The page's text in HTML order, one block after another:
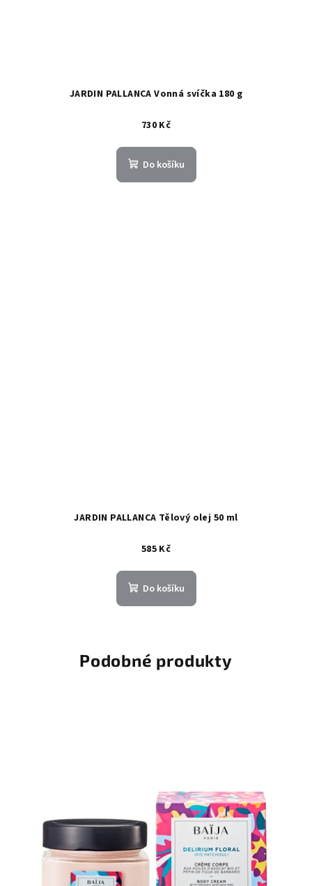
JARDIN PALLANCA Vonná svíčka 180 g
730 Kč
Do košíku
JARDIN PALLANCA Tělový olej 50 ml
585 Kč
Do košíku
Podobné produkty